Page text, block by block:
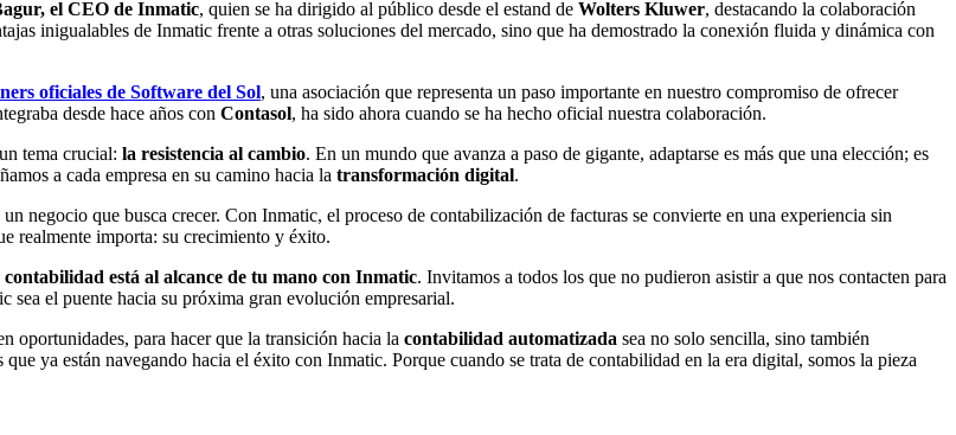
el CEO de Inmatic, quien se ha dirigido al público desde el estand de Wolters Kluwer, destacando la colaboración
inigualables de Inmatic frente a otras soluciones del mercado, sino que ha demostrado la conexión fluida y dinámica con
oficiales de Software del Sol, una asociación que representa un paso importante en nuestro compromiso de ofrecer
desde hace años con Contasol, ha sido ahora cuando se ha hecho oficial nuestra colaboración.
tema crucial: la resistencia al cambio. En un mundo que avanza a paso de gigante, adaptarse es más que una elección; es
a cada empresa en su camino hacia la transformación digital.
negocio que busca crecer. Con Inmatic, el proceso de contabilización de facturas se convierte en una experiencia sin
realmente importa: su crecimiento y éxito.
está al alcance de tu mano con Inmatic. Invitamos a todos los que no pudieron asistir a que nos contacten para
el puente hacia su próxima gran evolución empresarial.
oportunidades, para hacer que la transición hacia la contabilidad automatizada sea no solo sencilla, sino también
ya están navegando hacia el éxito con Inmatic. Porque cuando se trata de contabilidad en la era digital, somos la pieza